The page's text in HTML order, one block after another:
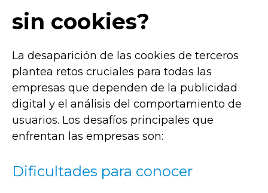
sin cookies?
La desaparición de las cookies de terceros
plantea retos cruciales para todas las
empresas que dependen de la publicidad
digital y el análisis del comportamiento de
usuarios. Los desafíos principales que
enfrentan las empresas son:
Dificultades para conocer